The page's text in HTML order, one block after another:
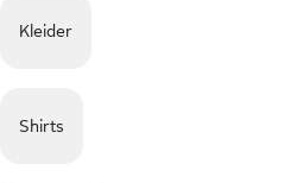
Kleider
Shirts